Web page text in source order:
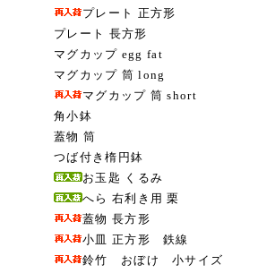
プレート 正方形
プレート 長方形
マグカップ egg fat
マグカップ 筒 long
マグカップ 筒 short
角小鉢
蓋物 筒
つば付き楕円鉢
お玉匙 くるみ
へら 右利き用 栗
蓋物 長方形
小皿 正方形 鉄線
鈴竹 おぼけ 小サイズ